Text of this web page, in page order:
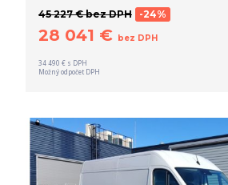
45 227 € bez DPH -24%
28 041 € bez DPH
34 490 € s DPH
Možný odpočet DPH